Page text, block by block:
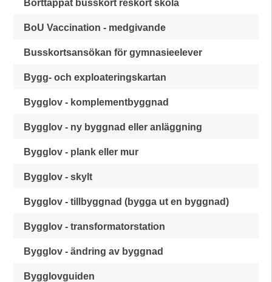
Borttappat busskort reskort skola
BoU Vaccination - medgivande
Busskortsansökan för gymnasieelever
Bygg- och exploateringskartan
Bygglov - komplementbyggnad
Bygglov - ny byggnad eller anläggning
Bygglov - plank eller mur
Bygglov - skylt
Bygglov - tillbyggnad (bygga ut en byggnad)
Bygglov - transformatorstation
Bygglov - ändring av byggnad
Bygglovguiden